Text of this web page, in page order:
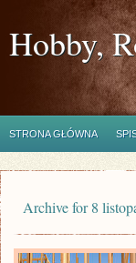
Hobby,
STRONA GŁÓWNA
Archive for 8